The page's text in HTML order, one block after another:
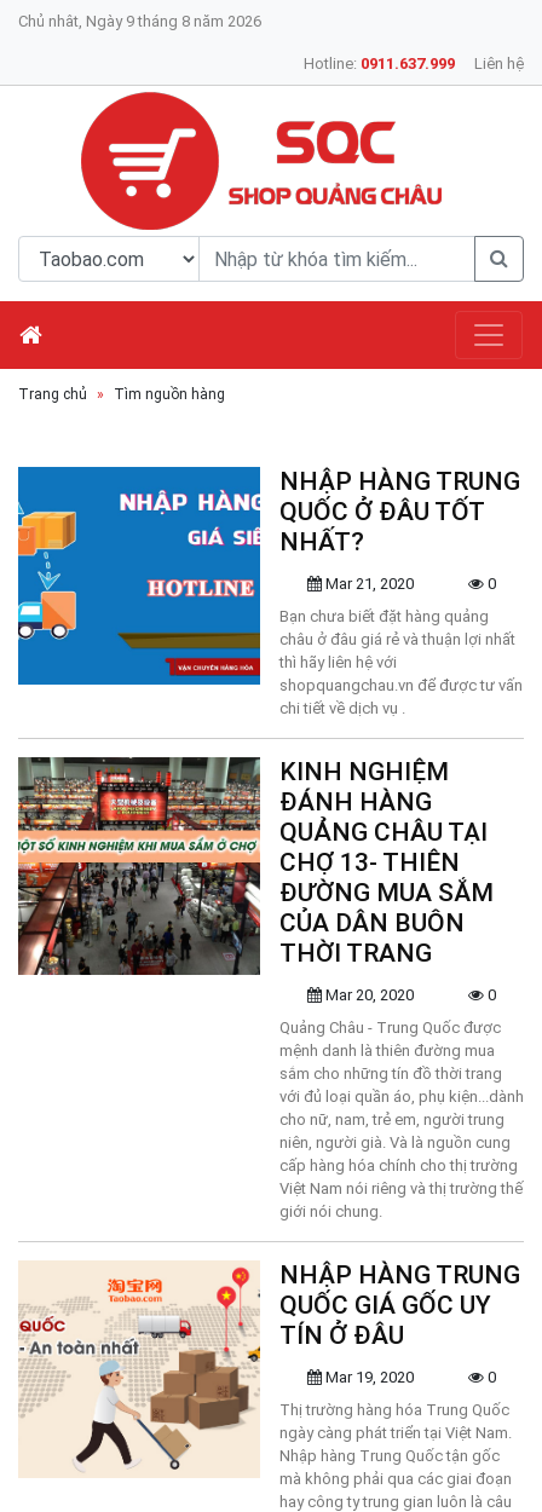
Chủ nhât, Ngày 9 tháng 8 năm 2026
Hotline: 0911.637.999 Liên hệ
Trang chủ Tìm nguồn hàng
NHẬP HÀNG TRUNG
QUỐC Ở ĐÂU TỐT
NHẤT?
Mar 21, 2020
0
Bạn chưa biết đặt hàng quảng
châu ở đâu giá rẻ và thuận lợi nhất
thì hãy liên hệ với
shopquangchau.vn để được tư vấn
chi tiết về dịch vụ .
KINH NGHIỆM
ĐÁNH HÀNG
QUẢNG CHÂU TẠI
CHỢ 13- THIÊN
ĐƯỜNG MUA SẮM
CỦA DÂN BUÔN
THỜI TRANG
Mar 20, 2020
0
Quảng Châu - Trung Quốc được
mệnh danh là thiên đường mua
sắm cho những tín đồ thời trang
với đủ loại quần áo, phụ kiện...dành
cho nữ, nam, trẻ em, người trung
niên, người già. Và là nguồn cung
cấp hàng hóa chính cho thị trường
Việt Nam nói riêng và thị trường thế
giới nói chung.
NHẬP HÀNG TRUNG
QUỐC GIÁ GỐC UY
TÍN Ở ĐÂU
Mar 19, 2020
0
Thị trường hàng hóa Trung Quốc
ngày càng phát triển tại Việt Nam.
Nhập hàng Trung Quốc tận gốc
mà không phải qua các giai đoạn
hay công ty trung gian luôn là câu